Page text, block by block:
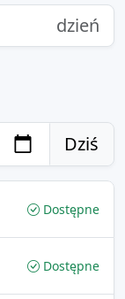
dzień
Dziś
Dostępne
Dostępne